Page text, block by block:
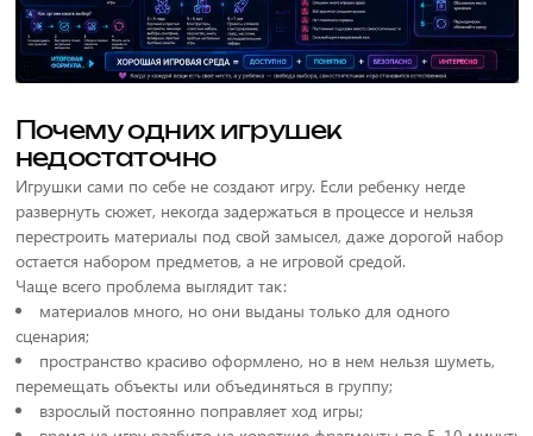
Почему одних игрушек
недостаточно
Игрушки сами по себе не создают игру. Если ребенку негде
развернуть сюжет, некогда задержаться в процессе и нельзя
перестроить материалы под свой замысел, даже дорогой набор
остается набором предметов, а не игровой средой.
Чаще всего проблема выглядит так:
материалов много, но они выданы только для одного
сценария;
пространство красиво оформлено, но в нем нельзя шуметь,
перемещать объекты или объединяться в группу;
взрослый постоянно поправляет ход игры;